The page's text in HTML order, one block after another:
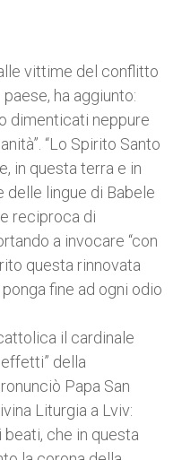
vittime del conflitto
ha aggiunto:
dimenticati neppure
“Lo Spirito Santo
in questa terra e in
delle lingue di Babele
reciproca di
a invocare “con
questa rinnovata
fine ad ogni odio
il cardinale
della
Papa San
Liturgia a Lviv:
beati, che in questa